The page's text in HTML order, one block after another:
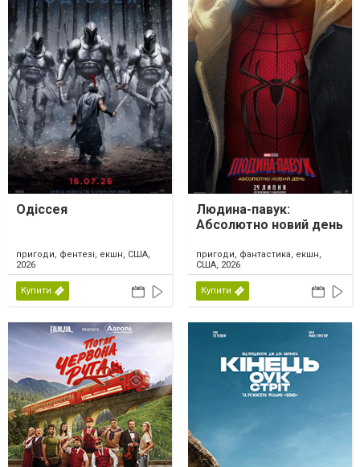
Одіссея
пригоди, фентезі, екшн, США,
2026
Купити
Людина-павук:
Абсолютно новий день
пригоди, фантастика, екшн,
США, 2026
Купити